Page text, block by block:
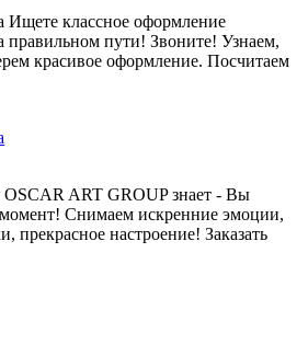
Ищете классное оформление
пути! Звоните! Узнаем,
красивое оформление. Посчитаем
ART GROUP знает - Вы
момент! Снимаем искренние эмоции,
прекрасное настроение! Заказать